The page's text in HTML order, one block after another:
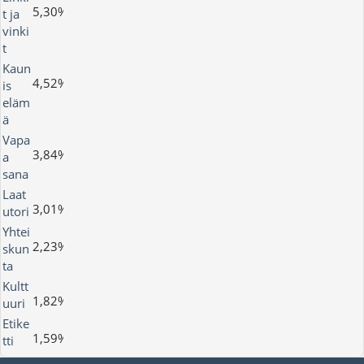
t ja
vinki
t
5,30%
Kaun
is
eläm
ä
4,52%
Vapa
a
sana
3,84%
Laat
utori 3,01%
Yhtei
skun
ta
2,23%
Kultt
uuri 1,82%
Etike
tti
1,59%